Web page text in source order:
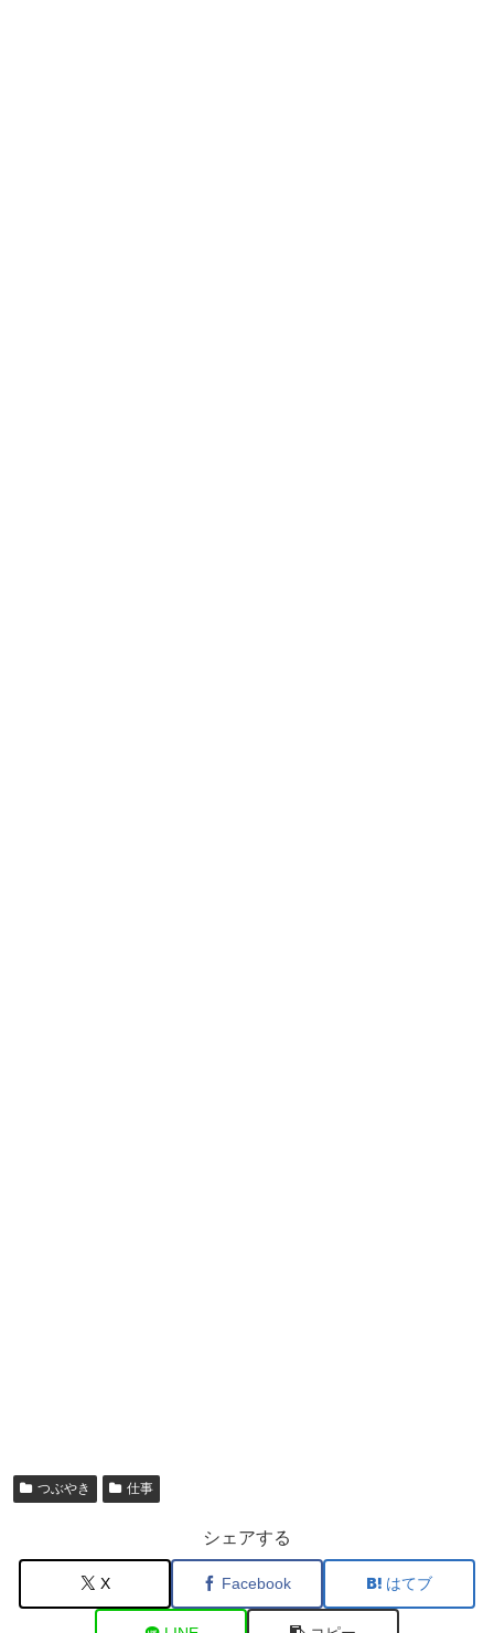
つぶやき 仕事
シェアする
X Facebook はてブ